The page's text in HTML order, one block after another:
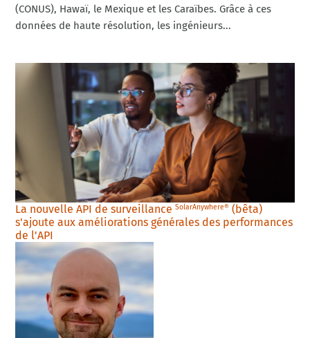
(CONUS), Hawaï, le Mexique et les Caraïbes. Grâce à ces
données de haute résolution, les ingénieurs...
La nouvelle API de surveillanceSolarAnywhere® (bêta)
s'ajoute aux améliorations générales des performances
de l'API